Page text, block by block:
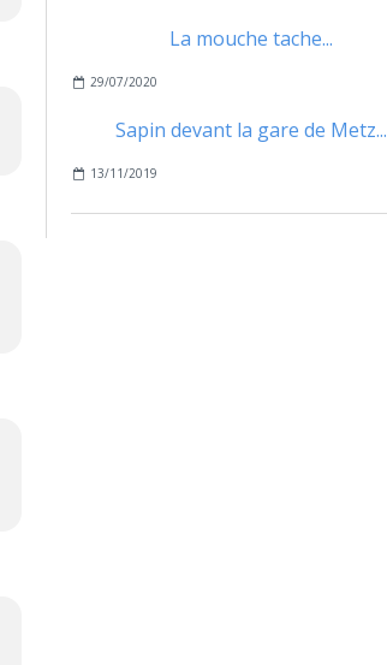
La mouche tache...
29/07/2020
Sapin devant la gare de Metz...
13/11/2019